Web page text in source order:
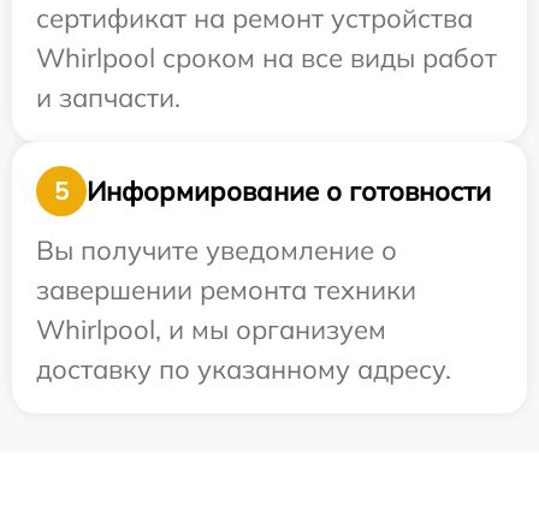
сертификат на ремонт устройства
Whirlpool сроком на все виды работ
и запчасти.
5
Информирование о готовности
Вы получите уведомление о
завершении ремонта техники
Whirlpool, и мы организуем
доставку по указанному адресу.